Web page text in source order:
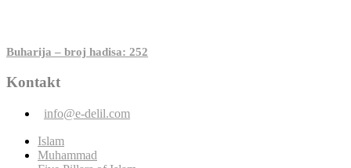
Buharija – broj hadisa: 252
Kontakt
info@e-delil.com
Islam
Muhammad